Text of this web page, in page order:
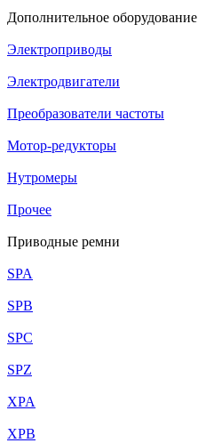
Дополнительное оборудование
Электроприводы
Электродвигатели
Преобразователи частоты
Мотор-редукторы
Нутромеры
Прочее
Приводные ремни
SPA
SPB
SPC
SPZ
XPA
XPB